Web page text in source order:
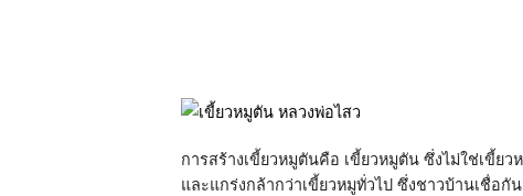
วัด
ปรีดา
ราม
การสร้างเขี้ยวหมูตันคือ เขี้ยวหมูตัน ซึ่งไม่ใช่เขี้ย
และแกร่งกล้ากว่าเขี้ยวหมูทั่วไป ซึ่งชาวบ้านเชื่อกั